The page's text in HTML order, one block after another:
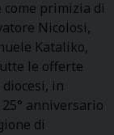
come primizia di
Nicolosi,
Kataliko,
le offerte
in
anniversario
di